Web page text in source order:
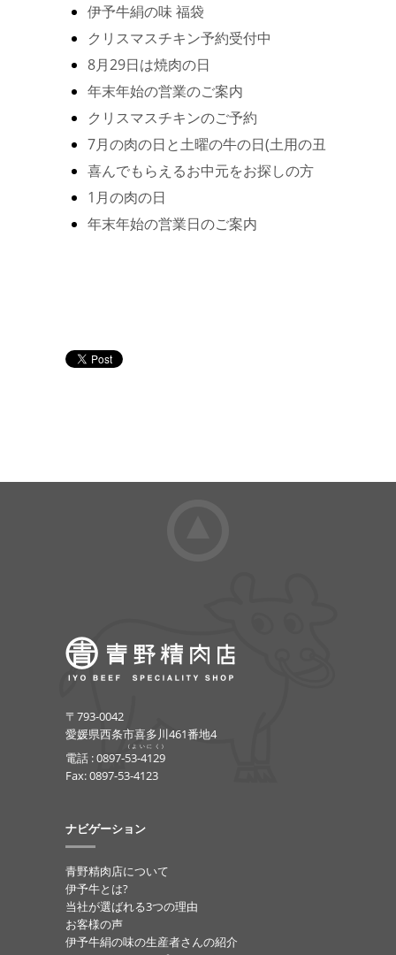
伊予牛絹の味 福袋
クリスマスチキン予約受付中
8月29日は焼肉の日
年末年始の営業のご案内
クリスマスチキンのご予約
7月の肉の日と土曜の牛の日(土用の丑
喜んでもらえるお中元をお探しの方
1月の肉の日
年末年始の営業日のご案内
〒793-0042
愛媛県西条市喜多川461番地4
電話 :0897-53-4129
(よいにく)
Fax: 0897-53-4123
ナビゲーション
青野精肉店について
伊予牛とは?
当社が選ばれる3つの理由
お客様の声
伊予牛絹の味の生産者さんの紹介